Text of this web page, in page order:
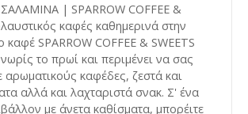
| SPARROW COFFEE &
καφές καθημερινά στην
SPARROW COFFEE & SWEETS
το πρωί και περιμένει να σας
αρωματικούς καφέδες, ζεστά και
αλλά και λαχταριστά σνακ. Σ' ένα
με άνετα καθίσματα, μπορέιτε